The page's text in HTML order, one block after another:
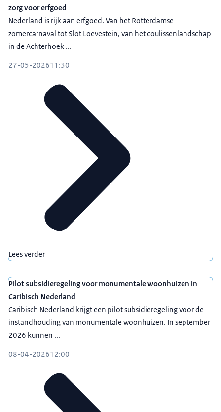
zorg voor erfgoed
Nederland is rijk aan erfgoed. Van het Rotterdamse
zomercarnaval tot Slot Loevestein, van het coulissenlandschap
in de Achterhoek ...
27-05-202611:30
Lees verder
Pilot subsidieregeling voor monumentale woonhuizen in
Caribisch Nederland
Caribisch Nederland krijgt een pilot subsidieregeling voor de
instandhouding van monumentale woonhuizen. In september
2026 kunnen ...
08-04-202612:00